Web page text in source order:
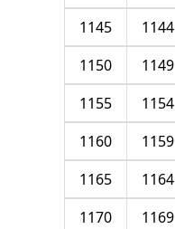
1144
1145
1149
1150
1154
1155
1159
1160
1164
1165
1169
1170